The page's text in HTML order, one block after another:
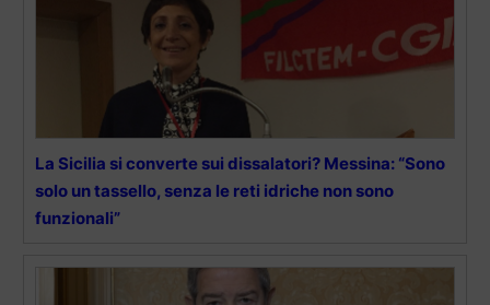
La Sicilia si converte sui dissalatori? Messina: “Sono
solo un tassello, senza le reti idriche non sono
funzionali”